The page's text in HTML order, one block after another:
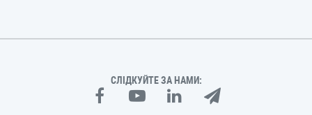
СЛІДКУЙТЕ ЗА НАМИ: